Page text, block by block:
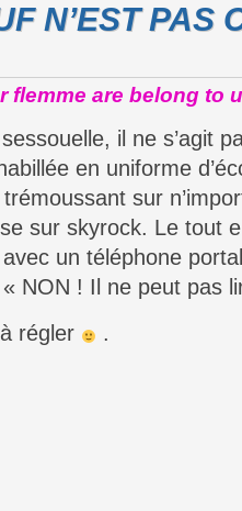
N’EST PAS
flemme are belong to
il ne s’agit
en uniforme
sur
sur skyrock. Le tout
un téléphone
NON ! Il ne peut pas
régler
.